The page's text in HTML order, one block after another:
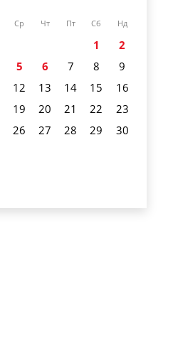
Ср Чт Пт Сб Нд
1
2
5 6 7 8
9
12 13 14 15
16
19 20 21 22
23
26 27 28 29
30